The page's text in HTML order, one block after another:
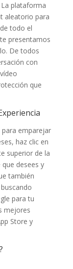
plataforma
aleatorio para
todo el
presentamos
De todos
con
que
para emparejar
haz clic en
superior de la
desees y
también
para tu
mejores
Store y